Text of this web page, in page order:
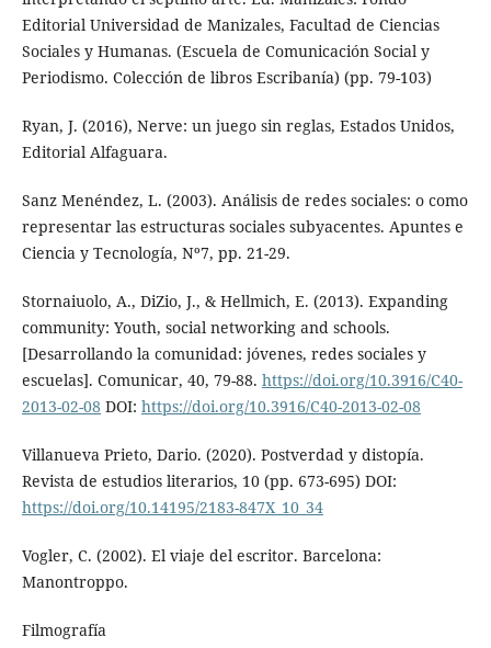
Editorial Universidad de Manizales, Facultad de Ciencias
Sociales y Humanas. (Escuela de Comunicación Social y
Periodismo. Colección de libros Escribanía) (pp. 79-103)
Ryan, J. (2016), Nerve: un juego sin reglas, Estados Unidos,
Editorial Alfaguara.
Sanz Menéndez, L. (2003). Análisis de redes sociales: o como
representar las estructuras sociales subyacentes. Apuntes e
Ciencia y Tecnología, Nº7, pp. 21-29.
Stornaiuolo, A., DiZio, J., & Hellmich, E. (2013). Expanding
community: Youth, social networking and schools.
[Desarrollando la comunidad: jóvenes, redes sociales y
escuelas]. Comunicar, 40, 79-88. https://doi.org/10.3916/C40-
2013-02-08 DOI: https://doi.org/10.3916/C40-2013-02-08
Villanueva Prieto, Dario. (2020). Postverdad y distopía.
Revista de estudios literarios, 10 (pp. 673-695) DOI:
https://doi.org/10.14195/2183-847X_10_34
Vogler, C. (2002). El viaje del escritor. Barcelona:
Manontroppo.
Filmografía